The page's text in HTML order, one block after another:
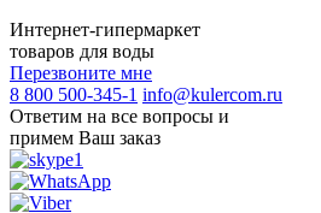
Интернет-гипермаркет
товаров для воды
Перезвоните мне
8 800 500-345-1 info@kulercom.ru
Ответим на все вопросы и
примем Ваш заказ